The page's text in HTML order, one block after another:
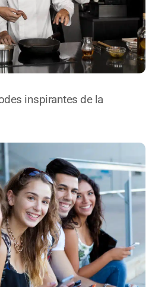
inspirantes de la